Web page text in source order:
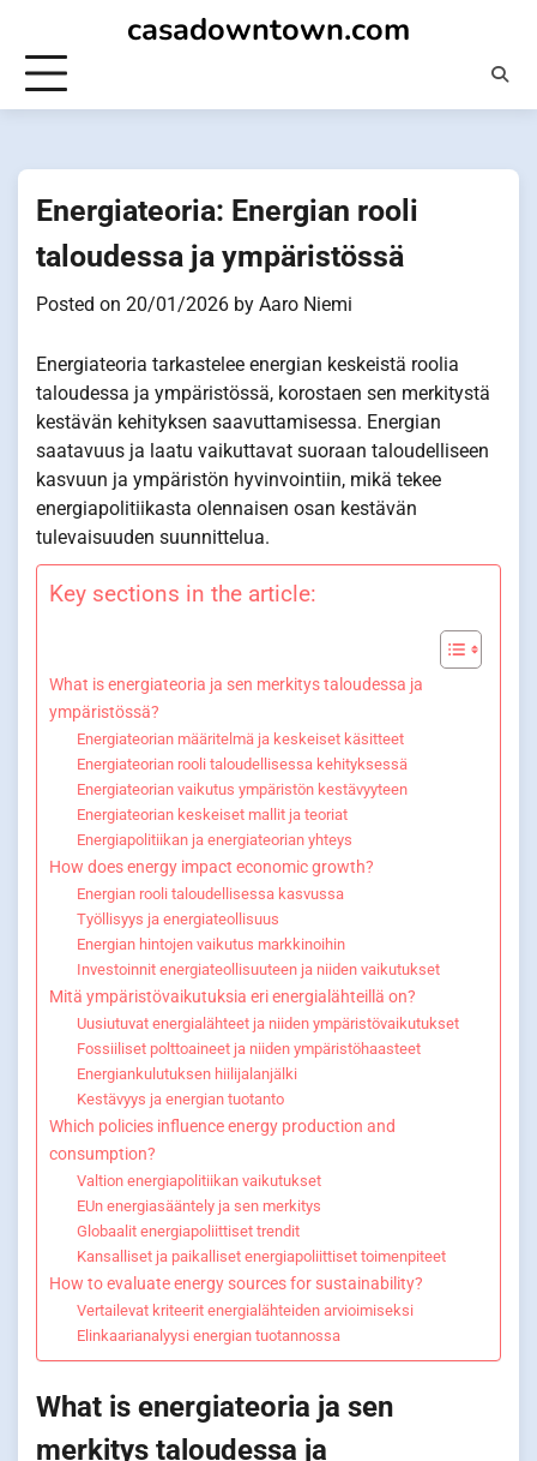
content
casadowntown.com
Energiateoria: Energian rooli
taloudessa ja ympäristössä
Posted on 20/01/2026 by Aaro Niemi
Energiateoria tarkastelee energian keskeistä roolia
taloudessa ja ympäristössä, korostaen sen merkitystä
kestävän kehityksen saavuttamisessa. Energian
saatavuus ja laatu vaikuttavat suoraan taloudelliseen
kasvuun ja ympäristön hyvinvointiin, mikä tekee
energiapolitiikasta olennaisen osan kestävän
tulevaisuuden suunnittelua.
Key sections in the article:
What is energiateoria ja sen merkitys taloudessa ja
ympäristössä?
Energiateorian määritelmä ja keskeiset käsitteet
Energiateorian rooli taloudellisessa kehityksessä
Energiateorian vaikutus ympäristön kestävyyteen
Energiateorian keskeiset mallit ja teoriat
Energiapolitiikan ja energiateorian yhteys
How does energy impact economic growth?
Energian rooli taloudellisessa kasvussa
Työllisyys ja energiateollisuus
Energian hintojen vaikutus markkinoihin
Investoinnit energiateollisuuteen ja niiden vaikutukset
Mitä ympäristövaikutuksia eri energialähteillä on?
Uusiutuvat energialähteet ja niiden ympäristövaikutukset
Fossiiliset polttoaineet ja niiden ympäristöhaasteet
Energiankulutuksen hiilijalanjälki
Kestävyys ja energian tuotanto
Which policies influence energy production and
consumption?
Valtion energiapolitiikan vaikutukset
EUn energiasääntely ja sen merkitys
Globaalit energiapoliittiset trendit
Kansalliset ja paikalliset energiapoliittiset toimenpiteet
How to evaluate energy sources for sustainability?
Vertailevat kriteerit energialähteiden arvioimiseksi
Elinkaarianalyysi energian tuotannossa
What is energiateoria ja sen
merkitys taloudessa ja